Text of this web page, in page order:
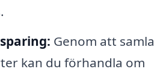
Genom att samla
kan du förhandla om